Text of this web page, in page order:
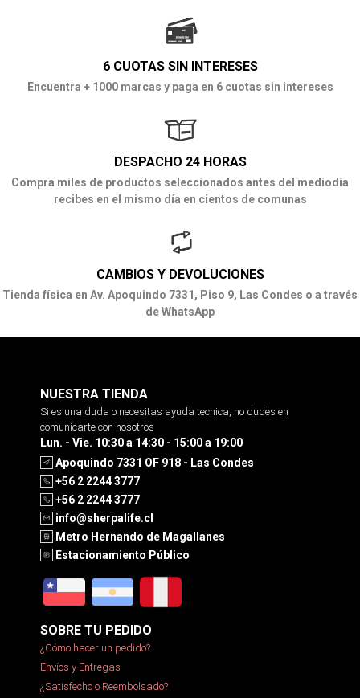
6 CUOTAS SIN INTERESES
Encuentra + 1000 marcas y paga en 6 cuotas sin intereses
DESPACHO 24 HORAS
Compra miles de productos seleccionados antes del mediodía
recibes en el mismo día en cientos de comunas
CAMBIOS Y DEVOLUCIONES
Tienda física en Av. Apoquindo 7331, Piso 9, Las Condes o a través
de WhatsApp
NUESTRA TIENDA
Si es una duda o necesitas ayuda tecnica, no dudes en
comunicarte con nosotros
Lun. - Vie. 10:30 a 14:30 - 15:00 a 19:00
Apoquindo 7331 OF 918 - Las Condes
+56 2 2244 3777
+56 2 2244 3777
info@sherpalife.cl
Metro Hernando de Magallanes
Estacionamiento Público
SOBRE TU PEDIDO
¿Cómo hacer un pedido?
Envíos y Entregas
¿Satisfecho o Reembolsado?